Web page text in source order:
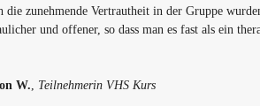
die zunehmende Vertrautheit in der Gruppe
und offener, so dass man es fast als ein
W., Teilnehmerin VHS Kurs